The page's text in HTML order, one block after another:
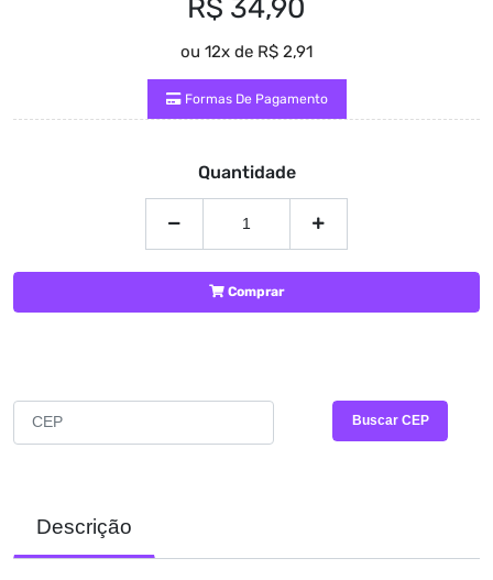
R$ 34,90
ou 12x de R$ 2,91
Formas De Pagamento
Quantidade
Comprar
Buscar CEP
Descrição